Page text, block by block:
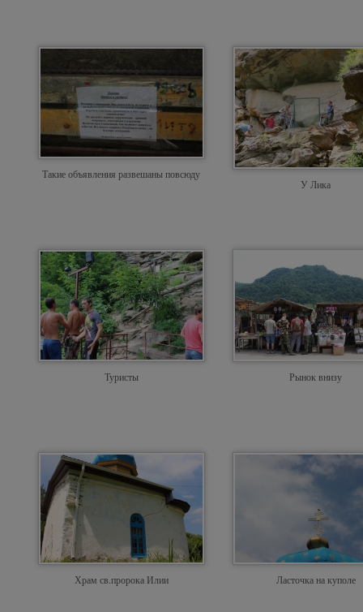
Такие объявления развешаны повсюду
У Лика
Туристы Рынок внизу
Храм св.пророка Илии Ласточка на куполе